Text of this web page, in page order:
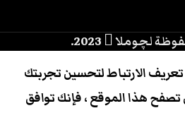
لچوملا
الارتباط لتحسين تجربتك
هذا الموقع ، فإنك توافق